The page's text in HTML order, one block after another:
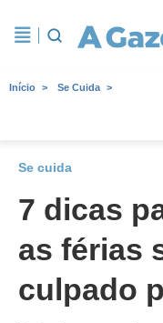
Início Se Cuida
Se cuida
7 dicas
as férias
culpado